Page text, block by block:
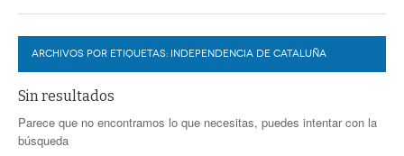
GÓMEZ PALACIO
LERDO
DURANGO
DEPORTES
PROGRAMAS
EXA
COLABORADORES
ARCHIVOS POR ETIQUETAS: INDEPENDENCIA DE CATALUÑA
Sin resultados
Parece que no encontramos lo que necesitas, puedes intentar con la
búsqueda